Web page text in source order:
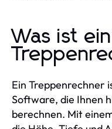
Was ist ein
Ein Treppenrechner
Software, die Ihnen
berechnen. Mit